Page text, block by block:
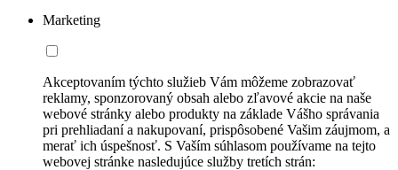
Marketing
Akceptovaním týchto služieb Vám môžeme zobrazovať
reklamy, sponzorovaný obsah alebo zľavové akcie na naše
webové stránky alebo produkty na základe Vášho správania
pri prehliadaní a nakupovaní, prispôsobené Vašim záujmom, a
merať ich úspešnosť. S Vaším súhlasom používame na tejto
webovej stránke nasledujúce služby tretích strán: